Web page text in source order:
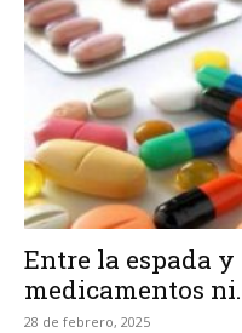
Entre la espada
medicamentos
28 de febrero, 2025